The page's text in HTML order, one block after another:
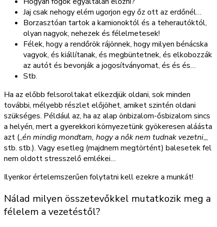
Jaj csak nehogy elém ugorjon egy őz ott az erdőnél…
Borzasztóan tartok a kamionoktól és a teherautóktól,
olyan nagyok, nehezek és félelmetesek!
Félek, hogy a rendőrök rájönnek, hogy milyen bénácska
vagyok, és kiállítanak, és megbüntetnek, és elkobozzák
az autót és bevonják a jogosítványomat, és és és…
Stb.
Ha az előbb felsoroltakat elkezdjük oldani, sok minden
további, mélyebb részlet előjöhet, amiket szintén oldani
szükséges. Például az, ha az alap önbizalom-ősbizalom sincs
a helyén, mert a gyerekkori környezetünk gyökeresen aláásta
azt („én mindig mondtam, hogy a nők nem tudnak vezetni„,
stb. stb.). Vagy esetleg (majdnem megtörtént) balesetek fel
nem oldott stresszelő emlékei…
Ilyenkor értelemszerűen folytatni kell ezekre a munkát!
Nálad milyen összetevőkkel mutatkozik meg a
félelem a vezetéstől?